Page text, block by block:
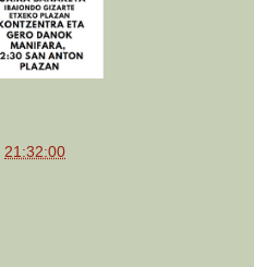
21:32:00